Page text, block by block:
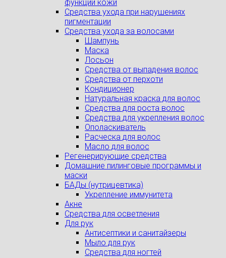
функции кожи
Средства ухода при нарушениях
пигментации
Средства ухода за волосами
Шампунь
Маска
Лосьон
Средства от выпадения волос
Средства от перхоти
Кондиционер
Натуральная краска для волос
Средства для роста волос
Средства для укрепления волос
Ополаскиватель
Расческа для волос
Масло для волос
Регенерирующие средства
Домашние пилинговые программы и
маски
БАДы (нутрицевтика)
Укрепление иммунитета
Акне
Средства для осветления
Для рук
Антисептики и санитайзеры
Мыло для рук
Средства для ногтей